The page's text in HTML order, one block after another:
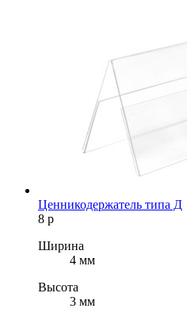
Ценникодержатель типа Д
8 р
Ширина
4 мм
Высота
3 мм